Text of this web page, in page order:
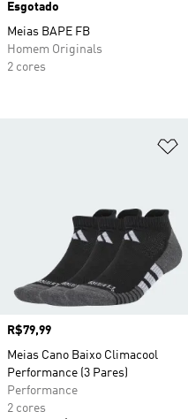
Preço
R$79,99
Meias Cano Baixo Climacool
Performance (3 Pares)
Performance
2 cores
Esgotado
Meias BAPE FB
Homem Originals
2 cores